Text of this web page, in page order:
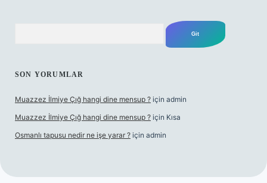
SON YORUMLAR
Muazzez İlmiye Çığ hangi dine mensup ? için admin
Muazzez İlmiye Çığ hangi dine mensup ? için Kısa
Osmanlı tapusu nedir ne işe yarar ? için admin